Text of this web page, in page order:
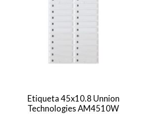
Etiqueta 45x10.8 Unnion
Technologies AM4510W